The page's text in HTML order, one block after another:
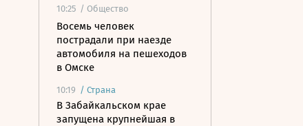
10:25 / Общество
Восемь человек
пострадали при наезде
автомобиля на пешеходов
в Омске
10:19 / Страна
В Забайкальском крае
запущена крупнейшая в